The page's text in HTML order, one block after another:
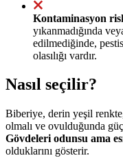
Kontaminasyon
yıkanmadığında
edilmediğinde,
olasılığı vardır.
Nasıl seçilir?
Biberiye, derin yeşil
olmalı ve ovulduğunda
Gövdeleri odunsu ama
olduklarını gösterir.